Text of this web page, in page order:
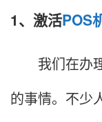
1、激活POS
我们在办理
的事情。不少